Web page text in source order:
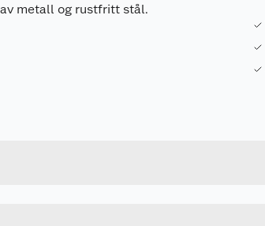
metall og rustfritt stål.